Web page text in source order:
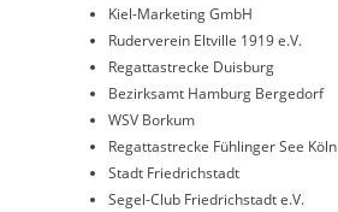
Kiel-Marketing GmbH
Ruderverein Eltville 1919 e.V.
Regattastrecke Duisburg
Bezirksamt Hamburg Bergedorf
WSV Borkum
Regattastrecke Fühlinger See Köln
Stadt Friedrichstadt
Segel-Club Friedrichstadt e.V.